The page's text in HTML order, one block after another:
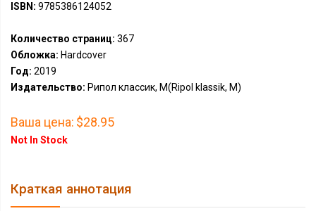
ISBN: 9785386124052
Количество страниц: 367
Обложка: Hardcover
Год: 2019
Издательство: Рипол классик, М(Ripol klassik, M)
Ваша цена: $28.95
Not In Stock
Краткая аннотация